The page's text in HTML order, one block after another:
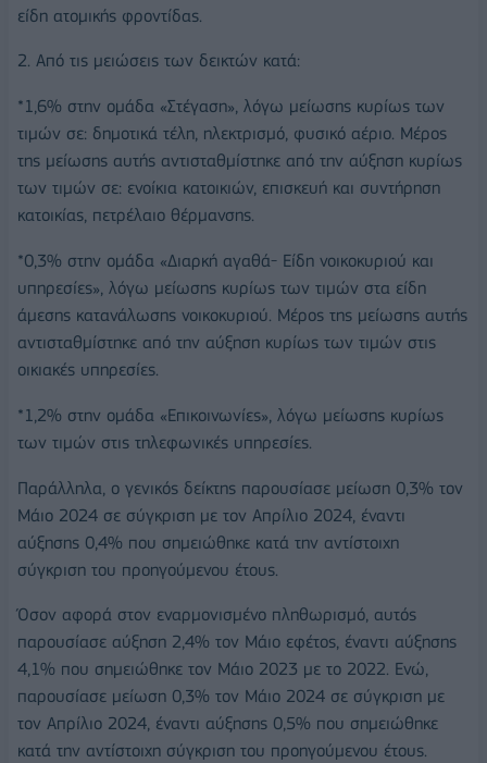
είδη ατομικής φροντίδας.
2. Από τις μειώσεις των δεικτών κατά:
*1,6% στην ομάδα «Στέγαση», λόγω μείωσης κυρίως των
τιμών σε: δημοτικά τέλη, ηλεκτρισμό, φυσικό αέριο. Μέρος
της μείωσης αυτής αντισταθμίστηκε από την αύξηση κυρίως
των τιμών σε: ενοίκια κατοικιών, επισκευή και συντήρηση
κατοικίας, πετρέλαιο θέρμανσης.
*0,3% στην ομάδα «Διαρκή αγαθά- Είδη νοικοκυριού και
υπηρεσίες», λόγω μείωσης κυρίως των τιμών στα είδη
άμεσης κατανάλωσης νοικοκυριού. Μέρος της μείωσης αυτής
αντισταθμίστηκε από την αύξηση κυρίως των τιμών στις
οικιακές υπηρεσίες.
*1,2% στην ομάδα «Επικοινωνίες», λόγω μείωσης κυρίως
των τιμών στις τηλεφωνικές υπηρεσίες.
Παράλληλα, ο γενικός δείκτης παρουσίασε μείωση 0,3% τον
Μάιο 2024 σε σύγκριση με τον Απρίλιο 2024, έναντι
αύξησης 0,4% που σημειώθηκε κατά την αντίστοιχη
σύγκριση του προηγούμενου έτους.
Όσον αφορά στον εναρμονισμένο πληθωρισμό, αυτός
παρουσίασε αύξηση 2,4% τον Μάιο εφέτος, έναντι αύξησης
4,1% που σημειώθηκε τον Μάιο 2023 με το 2022. Ενώ,
παρουσίασε μείωση 0,3% τον Μάιο 2024 σε σύγκριση με
τον Απρίλιο 2024, έναντι αύξησης 0,5% που σημειώθηκε
κατά την αντίστοιχη σύγκριση του προηγούμενου έτους.